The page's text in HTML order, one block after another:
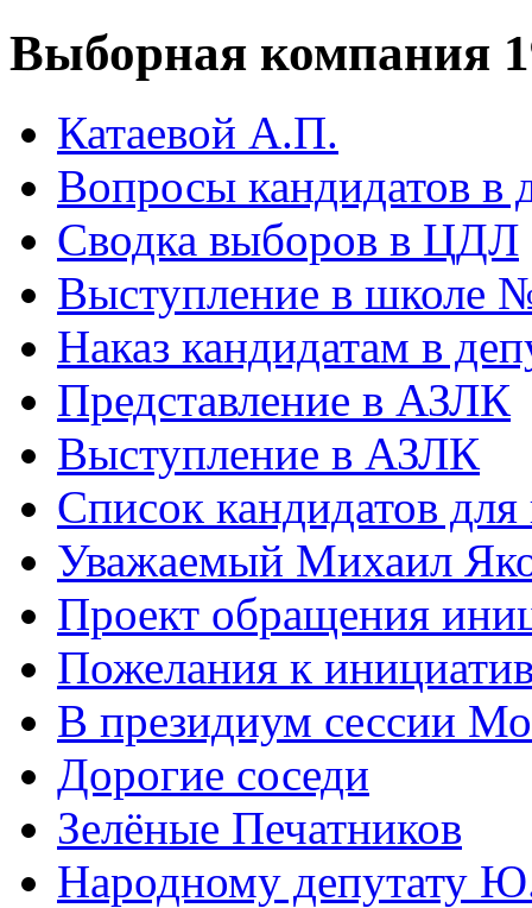
Выборная компания
Катаевой А.П.
Вопросы кандидатов
Сводка выборов в ЦДЛ
Выступление в школе
Наказ кандидатам в
Представление в АЗЛК
Выступление в АЗЛК
Список кандидатов
Уважаемый Михаил
Проект обращения
Пожелания к
В президиум сессии
Дорогие соседи
Зелёные Печатников
Народному депутату